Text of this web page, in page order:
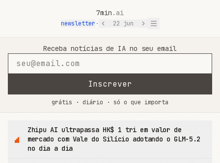
7min .ai
newsletter · 22 jun
7min.ai — Notícias de IA em 7 Minutos
Receba notícias de IA no seu email
Inscrever
grátis · diário · só o que importa
Zhipu AI ultrapassa HK$ 1 tri em valor de
mercado com Vale do Silício adotando o GLM-5.2
no dia a dia